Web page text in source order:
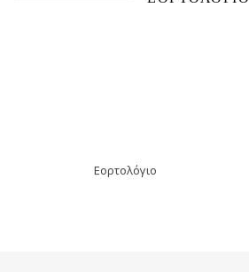
Εορτολόγιο